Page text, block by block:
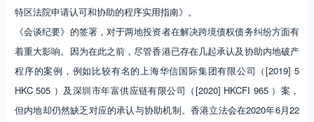
特区法院申请认可和协助的程序实用指南》。
《会谈纪要》的签署，对于两地投资者在解决跨境债权债务纠纷方面有
着重大影响。因为在此之前，尽管香港已存在几起承认及协助内地破产
程序的案例，例如比较有名的上海华信国际集团有限公司（[2019] 5
HKC 505 ）及深圳市年富供应链有限公司（[2020] HKCFI 965 ）案，
但内地却仍然缺乏对应的承认与协助机制。香港立法会在2020年6月22